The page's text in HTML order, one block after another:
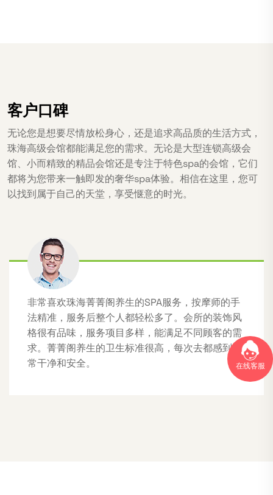
在线客服
客户口碑
无论您是想要尽情放松身心，还是追求高品质的生活方式，
珠海高级会馆都能满足您的需求。无论是大型连锁高级会
馆、小而精致的精品会馆还是专注于特色spa的会馆，它们
都将为您带来一触即发的奢华spa体验。相信在这里，您可
以找到属于自己的天堂，享受惬意的时光。
非常喜欢珠海菁菁阁养生的SPA服务，按摩师的手
法精准，服务后整个人都轻松多了。会所的装饰风
格很有品味，服务项目多样，能满足不同顾客的需
求。菁菁阁养生的卫生标准很高，每次去都感到非
常干净和安全。